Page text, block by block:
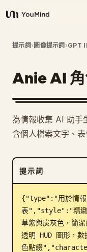
YouMind
概覽
使用案例
定價
下載
部落格
提示詞› 圖像提示詞 ›GPT
Anie AI
為情報收集 AI 助手
含個人檔案文字、
提示詞
{"type":"用於情報
表","style":"精緻的
草紫與炭灰色，簡
透明 HUD 圖形，數
色點綴